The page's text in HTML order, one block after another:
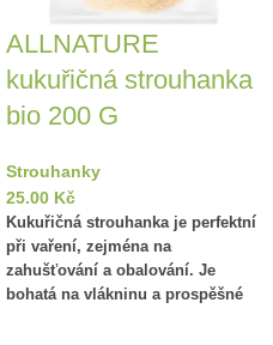
ALLNATURE
kukuřičná strouhanka
bio 200 G
Strouhanky
25.00 Kč
Kukuřičná strouhanka je perfektní
při vaření, zejména na
zahušťování a obalování. Je
bohatá na vlákninu a prospěšné